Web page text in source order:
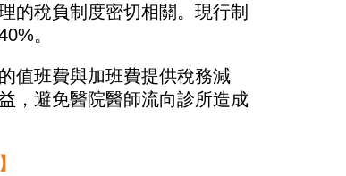
的稅負制度密切相關。現行制
。
值班費與加班費提供稅務減
，避免醫院醫師流向診所造成